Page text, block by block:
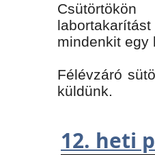
mindenkit
Félévzáró
küldünk.
12. heti